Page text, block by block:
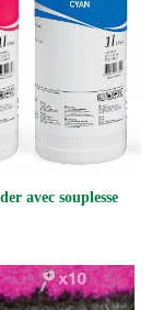
avec souplesse